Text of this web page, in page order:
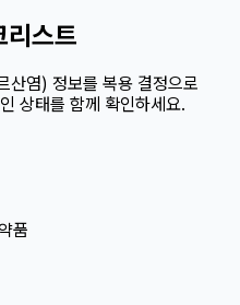
리스트
산염) 정보를 복용 결정으로
상태를 함께 확인하세요.
품